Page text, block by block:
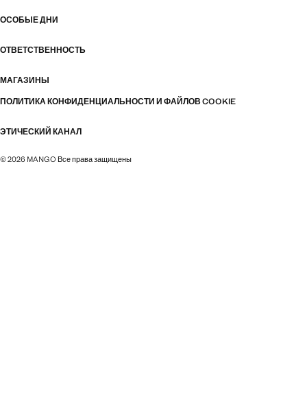
ОСОБЫЕ ДНИ
ОТВЕТСТВЕННОСТЬ
МАГАЗИНЫ
ПОЛИТИКА КОНФИДЕНЦИАЛЬНОСТИ И ФАЙЛОВ COOKIE
ЭТИЧЕСКИЙ КАНАЛ
© 2026 MANGO Все права защищены